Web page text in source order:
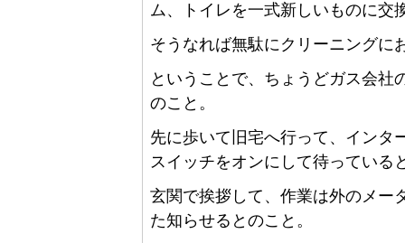
ム、トイレを一式新しいものに交
そうなれば無駄にクリーニングに
ということで、ちょうどガス会社
のこと。
先に歩いて旧宅へ行って、インタ
スイッチをオンにして待っている
玄関で挨拶して、作業は外のメー
た知らせるとのこと。